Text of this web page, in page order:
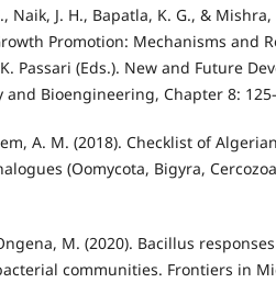
Naik, J. H., Bapatla, K. G., & Mishra,
Promotion: Mechanisms and
Passari (Eds.). New and Future
Bioengineering, Chapter 8:
A. M. (2018). Checklist of
(Oomycota, Bigyra,
M. (2020). Bacillus
communities. Frontiers in